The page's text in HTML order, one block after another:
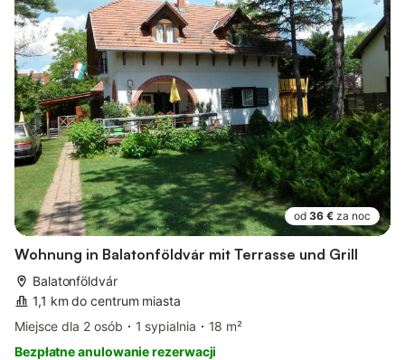
od 36 € za noc
Wohnung in Balatonföldvár mit Terrasse und Grill
Balatonföldvár
1,1 km do centrum miasta
Miejsce dla 2 osób
1 sypialnia
18 m²
Bezpłatne anulowanie rezerwacji